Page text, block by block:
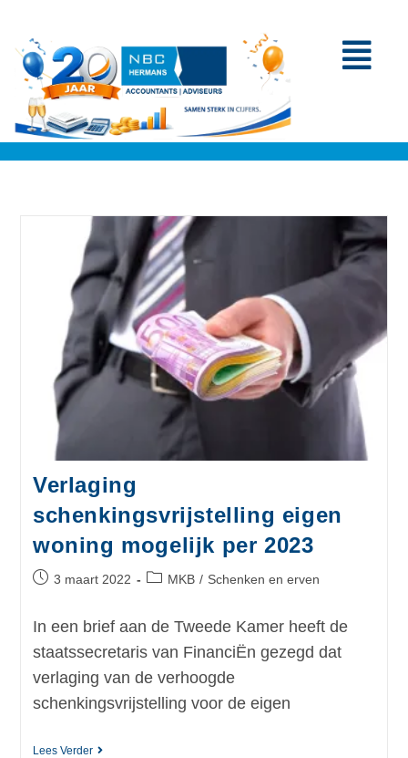
Verlaging
schenkingsvrijstelling eigen
woning mogelijk per 2023
3 maart 2022 MKB / Schenken en erven
In een brief aan de Tweede Kamer heeft de
staatssecretaris van FinanciËn gezegd dat
verlaging van de verhoogde
schenkingsvrijstelling voor de eigen
Lees Verder